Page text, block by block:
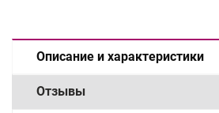
Описание и характеристики
Отзывы